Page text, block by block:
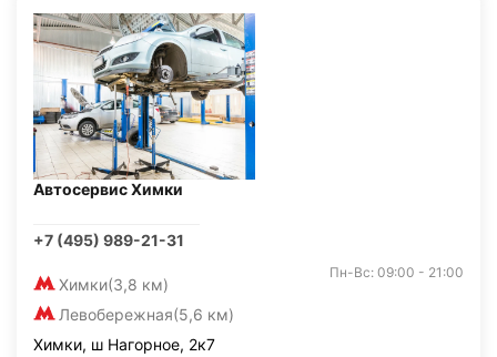
Автосервис Химки
+7 (495) 989-21-31
Химки(3,8 км)
Левобережная(5,6 км)
Пн-Вс: 09:00 - 21:00
Химки, ш Нагорное, 2к7